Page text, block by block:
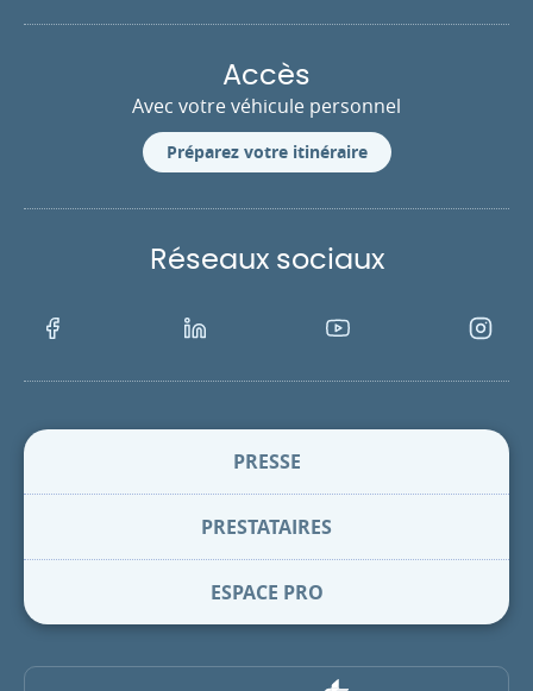
Accès
Avec votre véhicule personnel
Préparez votre itinéraire
Réseaux sociaux
Facebook LinkedIn Youtube
PRESSE
PRESTATAIRES
ESPACE PRO